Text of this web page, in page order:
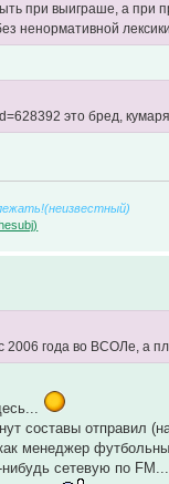
при выиграше, а при
ненормативной
это бред,
2006 года во ВСОЛе, а
составы отправил
менеджер
сетевую по FM...